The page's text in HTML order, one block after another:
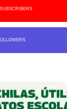
SUBSCRIBERS